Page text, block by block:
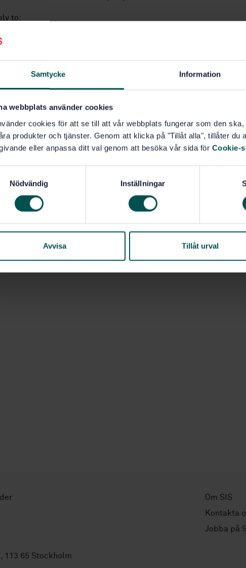
Samtycke Information
webbplats använder cookies
cookies för att se till att vår webbplats fungerar som den
produkter och tjänster. Genom att klicka på "Tillåt alla", tillåter du
eller anpassa ditt val genom att besöka vår sida för Cookie-
Nödvändig Inställningar
Avvisa Tillåt urval
to:
parking of motor vehicles (see EN 14010:2003+A1:2009).
to vehicle lifts which are manufactured six months after the date
Diagnostik-, underhålls- och
113 65 Stockholm
Om SIS
Kontakta
Jobba på